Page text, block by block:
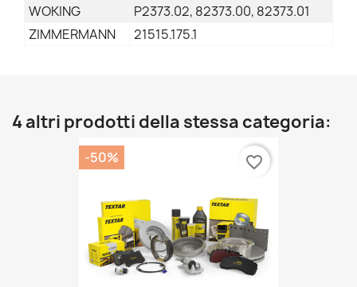
WOKING
P2373.02, 82373.00, 82373.01
ZIMMERMANN
21515.175.1
4 altri prodotti della stessa categoria:
-50% favorite_border